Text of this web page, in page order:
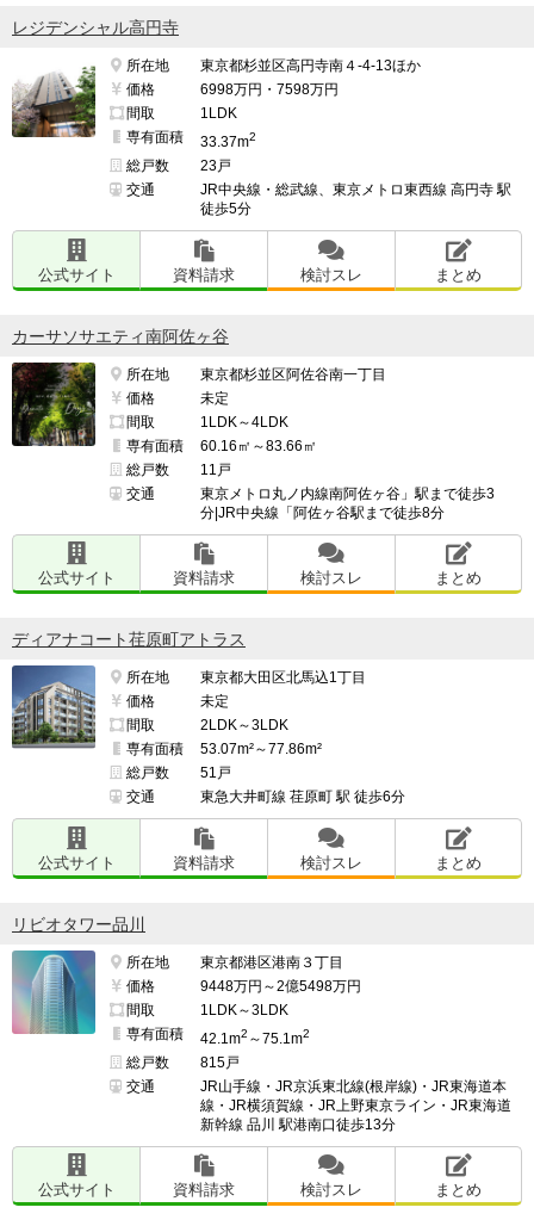
レジデンシャル高円寺
所在地
東京都杉並区高円寺南４-4-13ほか
価格
6998万円・7598万円
間取
1LDK
専有面積
33.37m2
総戸数
23戸
交通
JR中央線・総武線、東京メトロ東西線 高円寺 駅
徒歩5分
公式サイト 資料請求 検討スレ まとめ
カーサソサエティ南阿佐ヶ谷
所在地
東京都杉並区阿佐谷南一丁目
価格
未定
間取
1LDK～4LDK
専有面積
60.16㎡～83.66㎡
総戸数
11戸
交通
東京メトロ丸ノ内線南阿佐ヶ谷」駅まで徒歩3
分|JR中央線「阿佐ヶ谷駅まで徒歩8分
公式サイト 資料請求 検討スレ まとめ
ディアナコート荏原町アトラス
所在地
東京都大田区北馬込1丁目
価格
未定
間取
2LDK～3LDK
専有面積
53.07m²～77.86m²
総戸数
51戸
交通
東急大井町線 荏原町 駅 徒歩6分
公式サイト 資料請求 検討スレ まとめ
リビオタワー品川
所在地
東京都港区港南３丁目
価格
9448万円～2億5498万円
間取
1LDK～3LDK
専有面積
42.1m2 ～75.1m2
総戸数
815戸
交通
JR山手線・JR京浜東北線(根岸線)・JR東海道本
線・JR横須賀線・JR上野東京ライン・JR東海道
新幹線 品川 駅港南口徒歩13分
公式サイト 資料請求 検討スレ まとめ